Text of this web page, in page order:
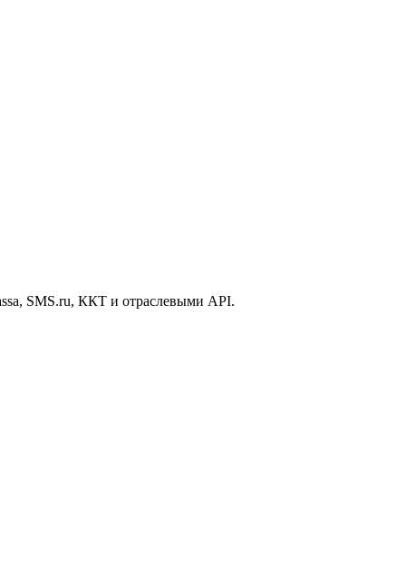
SMS.ru, ККТ и отраслевыми API.